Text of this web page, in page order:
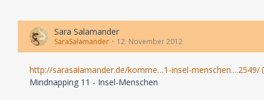
Sara Salamander
SaraSalamander 12. November 2012
http://sarasalamander.de/komme…1-insel-menschen....2549/
Mindnapping 11 - Insel-Menschen